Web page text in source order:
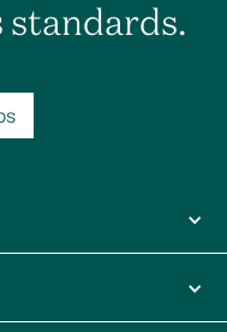
standards.